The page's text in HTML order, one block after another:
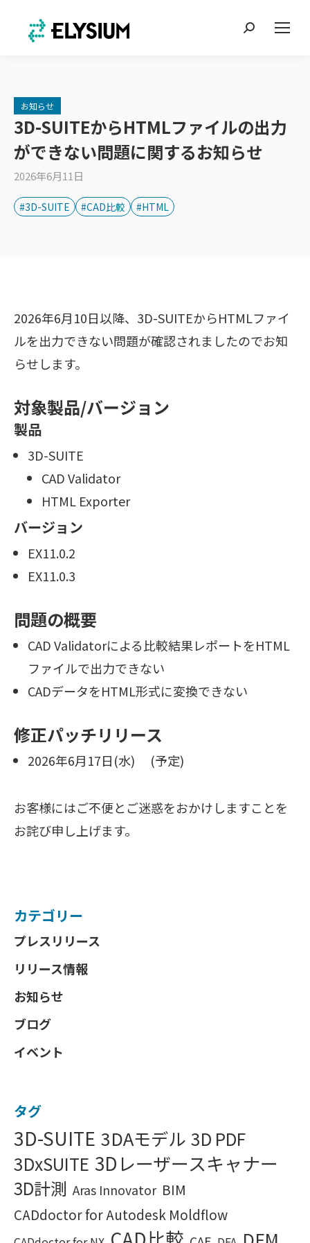
Search:
お知らせ
3D-SUITEからHTMLファイルの出力
ができない問題に関するお知らせ
2026年6月11日
#3D-SUITE #CAD比較 #HTML
2026年6月10日以降、3D-SUITEからHTMLファイ
ルを出力できない問題が確認されましたのでお知
らせします。
対象製品/バージョン
製品
3D-SUITE
CAD Validator
HTML Exporter
バージョン
EX11.0.2
EX11.0.3
問題の概要
CAD Validatorによる比較結果レポートをHTML
ファイルで出力できない
CADデータをHTML形式に変換できない
修正パッチリリース
2026年6月17日(水) (予定)
お客様にはご不便とご迷惑をおかけしますことを
お詫び申し上げます。
カテゴリー
プレスリリース
リリース情報
お知らせ
ブログ
イベント
タグ
3D-SUITE 3DAモデル 3D PDF
3DxSUITE 3Dレーザースキャナー
3D計測 Aras Innovator BIM
CADdoctor for Autodesk Moldflow